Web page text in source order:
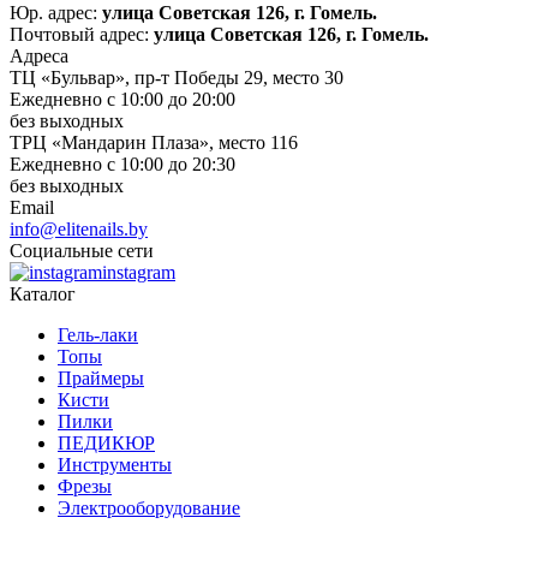
Юр. адрес: улица Советская 126, г. Гомель.
Почтовый адрес: улица Советская 126, г. Гомель.
Адреса
ТЦ «Бульвар», пр-т Победы 29, место 30
Ежедневно с 10:00 до 20:00
без выходных
ТРЦ «Мандарин Плаза», место 116
Ежедневно с 10:00 до 20:30
без выходных
Email
info@elitenails.by
Социальные сети
instagram
Каталог
Гель-лаки
Топы
Праймеры
Кисти
Пилки
ПЕДИКЮР
Инструменты
Фрезы
Электрооборудование